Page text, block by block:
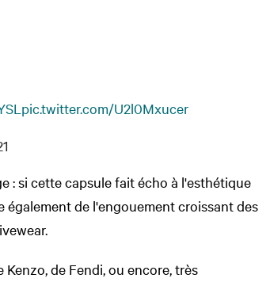
pic.twitter.com/U2l0Mxucer
: si cette capsule fait écho à l'esthétique
également de l'engouement croissant des
de Fendi, ou encore, très